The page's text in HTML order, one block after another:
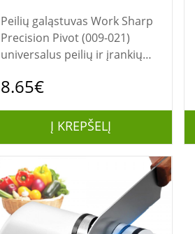
Peilių galąstuvas Work Sharp
Precision Pivot (009-021)
universalus peilių ir įrankių
8.65€
Į KREPŠELĮ